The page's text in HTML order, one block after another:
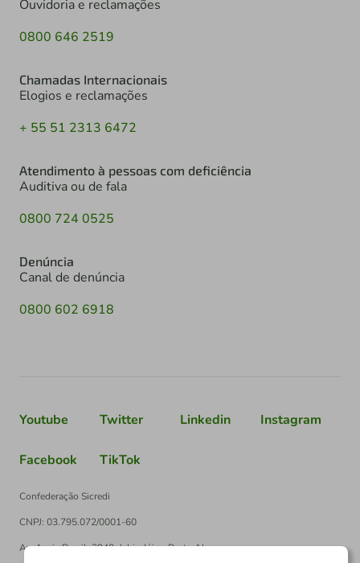
Ouvidoria e reclamações
0800 646 2519
Chamadas Internacionais
Elogios e reclamações
+ 55 51 2313 6472
Atendimento à pessoas com deficiência
Auditiva ou de fala
0800 724 0525
Denúncia
Canal de denúncia
0800 602 6918
Youtube Twitter Linkedin Instagram
Facebook TikTok
Confederação Sicredi
CNPJ: 03.795.072/0001-60
Av. Assis Brasil, 3940, J. Lindóia - Porto Alegre